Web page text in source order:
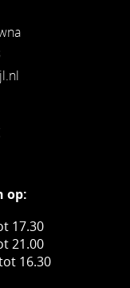
op:
17.30
21.00
16.30